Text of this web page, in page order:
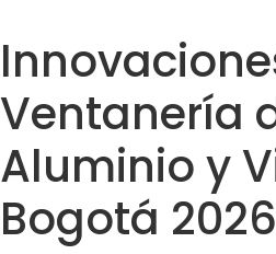
Ventanería
Aluminio y
Bogotá 2026